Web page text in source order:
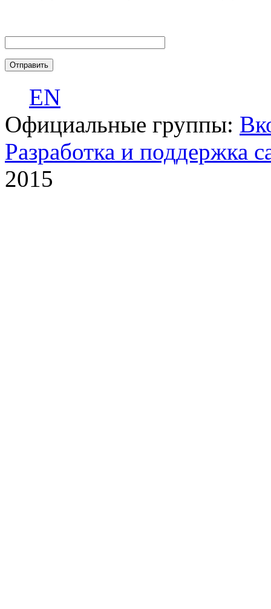
EN
Официальные группы:
Разработка и поддержка
2015